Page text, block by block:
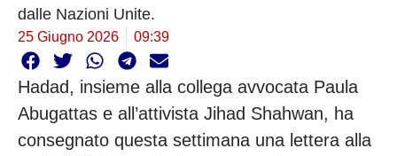
dalle Nazioni Unite.
25 Giugno 2026 09:39
Hadad, insieme alla collega avvocata Paula
Abugattas e all’attivista Jihad Shahwan, ha
consegnato questa settimana una lettera alla